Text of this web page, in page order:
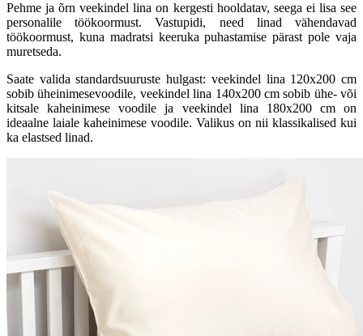
Pehme ja õrn veekindel lina on kergesti hooldatav, seega ei lisa see
personalile töökoormust. Vastupidi, need linad vähendavad
töökoormust, kuna madratsi keeruka puhastamise pärast pole vaja
muretseda.
Saate valida standardsuuruste hulgast: veekindel lina 120x200 cm
sobib üheinimesevoodile, veekindel lina 140x200 cm sobib ühe- või
kitsale kaheinimese voodile ja veekindel lina 180x200 cm on
ideaalne laiale kaheinimese voodile. Valikus on nii klassikalised kui
ka elastsed linad.